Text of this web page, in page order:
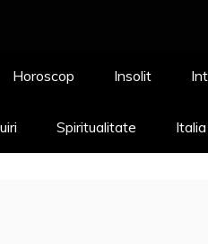
Horoscop Insolit
Spiritualitate